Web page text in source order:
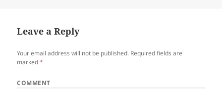
Leave a Reply
Your email address will not be published. Required fields are
marked*
COMMENT